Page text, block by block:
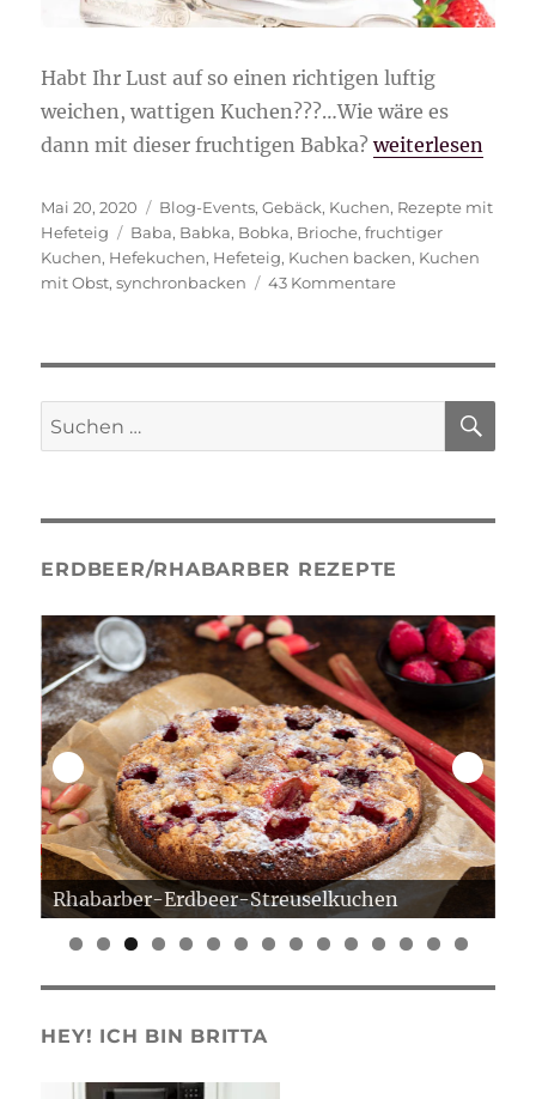
Habt Ihr Lust auf so einen richtigen luftig
weichen, wattigen Kuchen???…Wie wäre es
dann mit dieser fruchtigen Babka?„fruchtige
weiterlesen
Veröffentlicht
am
Mai 20, 2020 Kategorien
Blog-Events,Gebäck, Kuchen, Rezepte mit
Hefeteig
Schlagwörter
Baba, Babka, Bobka, Brioche,fruchtiger
Kuchen, Hefekuchen, Hefeteig, Kuchen backen, Kuchen
mit Obst,synchronbacken 43 Kommentarezu
Suche
nach:
ERDBEER/RHABARBER REZEPTE
Rhabarber-Erdbeer-Streuselkuchen
0 1 2 3 4 5
HEY! ICH BIN BRITTA